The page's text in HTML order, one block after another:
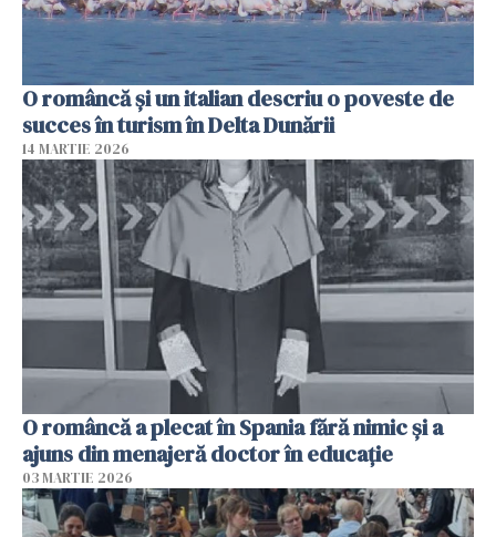
O româncă și un italian descriu o poveste de
succes în turism în Delta Dunării
14 MARTIE 2026
O româncă a plecat în Spania fără nimic și a
ajuns din menajeră doctor în educație
03 MARTIE 2026